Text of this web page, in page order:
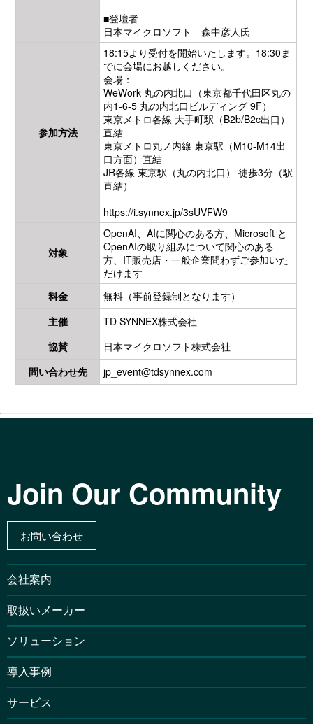
■登壇者
日本マイクロソフト 森中彦人氏
参加方法
18:15より受付を開始いたします。18:30ま
でに会場にお越しください。
会場：
WeWork 丸の内北口（東京都千代田区丸の
内1-6-5 丸の内北口ビルディング 9F）
東京メトロ各線 大手町駅（B2b/B2c出口）
直結
東京メトロ丸ノ内線 東京駅（M10-M14出
口方面）直結
JR各線 東京駅（丸の内北口） 徒歩3分（駅
直結）
https://i.synnex.jp/3sUVFW9
対象
OpenAI、AIに関心のある方、Microsoft と
OpenAIの取り組みについて関心のある
方、IT販売店・一般企業問わずご参加いた
だけます
料金
無料（事前登録制となります）
主催
TD SYNNEX株式会社
協賛
日本マイクロソフト株式会社
問い合わせ先
jp_event@tdsynnex.com
Join Our Community
お問い合わせ
会社案内
取扱いメーカー
ソリューション
導入事例
サービス